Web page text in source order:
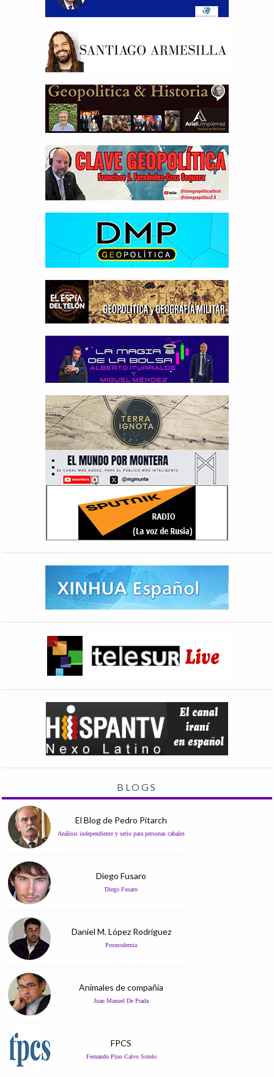
BLOGS
El Blog de Pedro Pitarch
Análisis independiente y serio para personas cabales
Diego Fusaro
Diego Fusaro
Daniel M. López Rodríguez
Posmodernia
Animales de compañía
Juan Manuel De Prada
FPCS
Fernando Pino Calvo Sotelo